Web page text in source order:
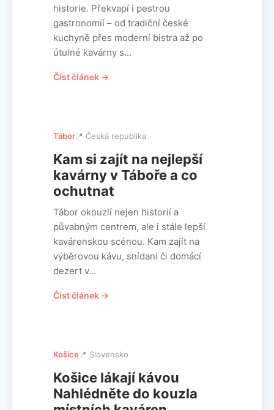
historie. Překvapí i pestrou
gastronomií – od tradiční české
kuchyně přes moderní bistra až po
útulné kavárny s...
Číst článek →
Tábor📍 Česká republika
Kam si zajít na nejlepší
kavárny v Táboře a co
ochutnat
Tábor okouzlí nejen historií a
půvabným centrem, ale i stále lepší
kavárenskou scénou. Kam zajít na
výběrovou kávu, snídani či domácí
dezert v...
Číst článek →
Košice 📍 Slovensko
Košice lákají kávou
Nahlédněte do kouzla